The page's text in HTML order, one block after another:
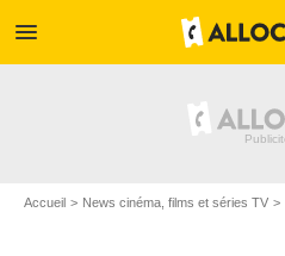
menu
Accueil News cinéma, films et séries TV